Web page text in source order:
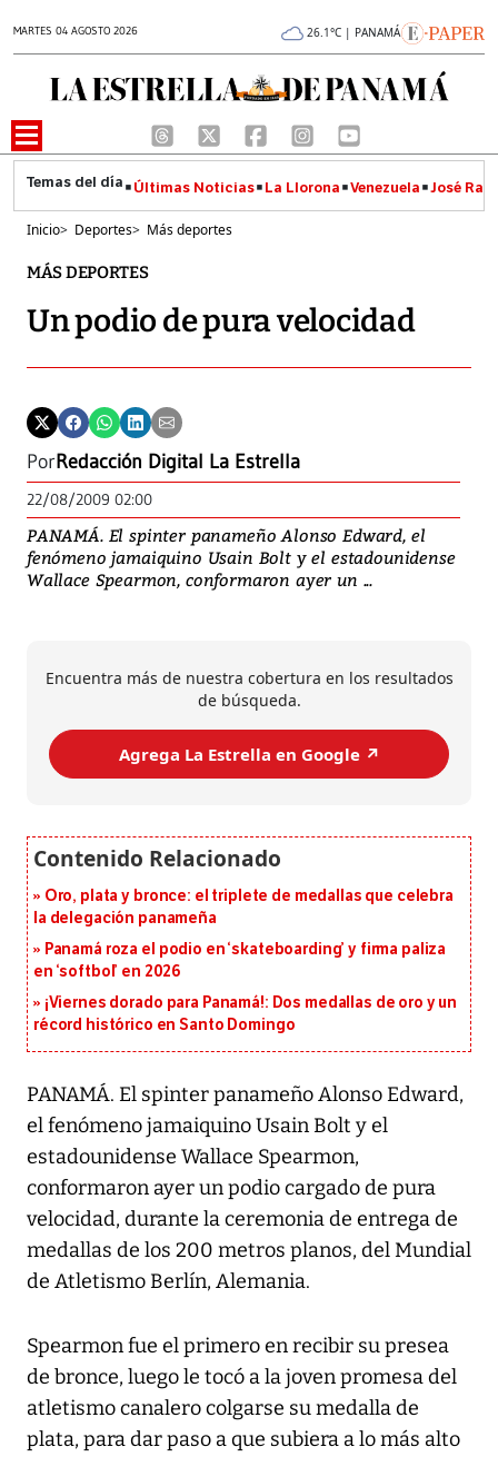
MARTES 04 AGOSTO 2026 26.1°C | PANAMÁ
Últimas Noticias La Llorona Venezuela José
Inicio> Deportes> Más deportes
MÁS DEPORTES
Un podio de pura velocidad
PorRedacción Digital La Estrella
22/08/2009 02:00
PANAMÁ. El spinter panameño Alonso Edward, el
fenómeno jamaiquino Usain Bolt y el estadounidense
Wallace Spearmon, conformaron ayer un ...
Encuentra más de nuestra cobertura en los resultados
de búsqueda.
Agrega La Estrella en Google ↗️
Oro, plata y bronce: el triplete de medallas que celebra
la delegación panameña
Panamá roza el podio en ‘skateboarding’ y firma paliza
en ‘softbol’ en 2026
¡Viernes dorado para Panamá!: Dos medallas de oro y un
récord histórico en Santo Domingo
PANAMÁ. El spinter panameño Alonso Edward,
el fenómeno jamaiquino Usain Bolt y el
estadounidense Wallace Spearmon,
conformaron ayer un podio cargado de pura
velocidad, durante la ceremonia de entrega de
medallas de los 200 metros planos, del Mundial
de Atletismo Berlín, Alemania.
Spearmon fue el primero en recibir su presea
de bronce, luego le tocó a la joven promesa del
atletismo canalero colgarse su medalla de
plata, para dar paso a que subiera a lo más alto